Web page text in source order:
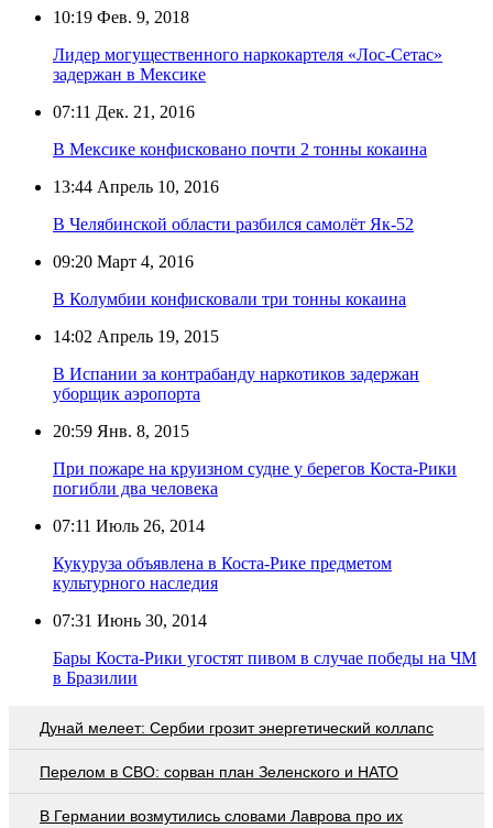
10:19 Фев. 9, 2018
Лидер могущественного наркокартеля «Лос-Сетас»
задержан в Мексике
07:11 Дек. 21, 2016
В Мексике конфисковано почти 2 тонны кокаина
13:44 Апрель 10, 2016
В Челябинской области разбился самолёт Як-52
09:20 Март 4, 2016
В Колумбии конфисковали три тонны кокаина
14:02 Апрель 19, 2015
В Испании за контрабанду наркотиков задержан
уборщик аэропорта
20:59 Янв. 8, 2015
При пожаре на круизном судне у берегов Коста-Рики
погибли два человека
07:11 Июль 26, 2014
Кукуруза объявлена в Коста-Рике предметом
культурного наследия
07:31 Июнь 30, 2014
Бары Коста-Рики угостят пивом в случае победы на ЧМ
в Бразилии
Дунай мелеет: Сербии грозит энергетический коллапс
Перелом в СВО: сорван план Зеленского и НАТО
В Германии возмутились словами Лаврова про их